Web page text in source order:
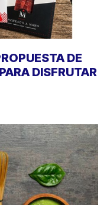
DE
DISFRUTAR